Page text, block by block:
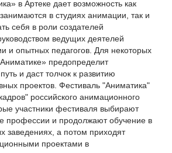
в Артеке дает возможность как
в студиях анимации, так и
себя в роли создателей
ведущих деятелей
и опытных педагогов. Для некоторых
предопределит
и даст толчок к развитию
проектов. Фестиваль "Аниматика"
российского анимационного
участники фестиваля выбирают
профессии и продолжают обучение в
заведениях, а потом приходят
проектами в